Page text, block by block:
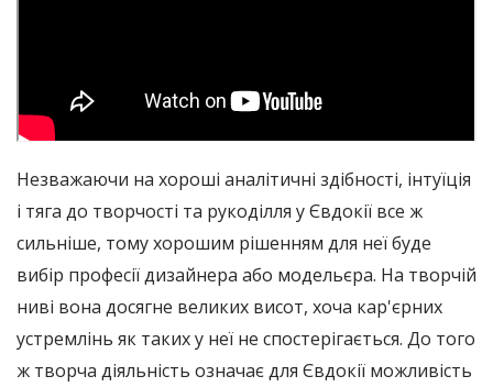
Незважаючи на хороші аналітичні здібності, інтуїція
і тяга до творчості та рукоділля у Євдокії все ж
сильніше, тому хорошим рішенням для неї буде
вибір професії дизайнера або модельєра. На творчій
ниві вона досягне великих висот, хоча кар'єрних
устремлінь як таких у неї не спостерігається. До того
ж творча діяльність означає для Євдокії можливість